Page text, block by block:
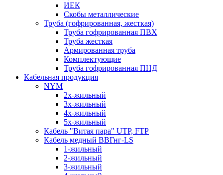
ИЕК
Скобы металлические
Труба (гофрированная, жесткая)
Труба гофрированная ПВХ
Труба жесткая
Армированная труба
Комплектующие
Труба гофрированная ПНД
Кабельная продукция
NYM
2х-жильный
3х-жильный
4х-жильный
5х-жильный
Кабель "Витая пара" UTP, FTP
Кабель медный ВВГнг-LS
1-жильный
2-жильный
3-жильный